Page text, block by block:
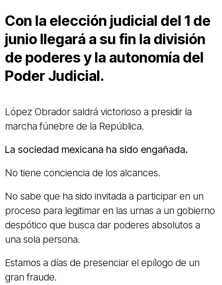
Con la elección judicial del 1 de
junio llegará a su fin la división
de poderes y la autonomía del
Poder Judicial.
López Obrador saldrá victorioso a presidir la
marcha fúnebre de la República.
La sociedad mexicana ha sido engañada.
No tiene conciencia de los alcances.
No sabe que ha sido invitada a participar en un
proceso para legitimar en las urnas a un gobierno
despótico que busca dar poderes absolutos a
una sola persona.
Estamos a días de presenciar el epílogo de un
gran fraude.